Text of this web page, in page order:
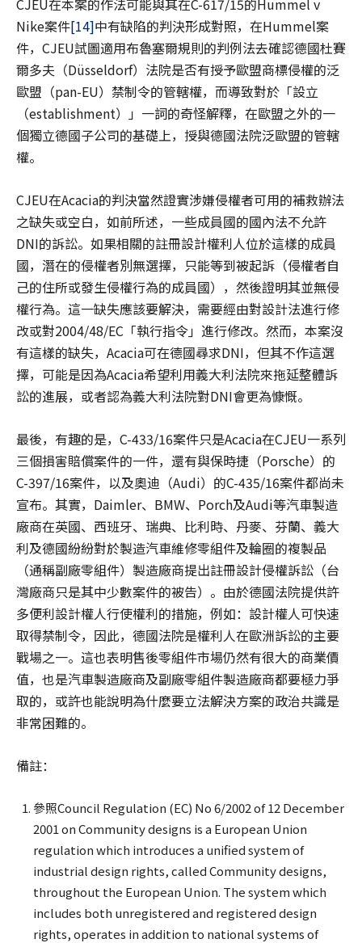
CJEU在本案的作法可能與其在C-617/15的Hummel v
Nike案件[14]中有缺陷的判決形成對照，在Hummel案
件，CJEU試圖適用布魯塞爾規則的判例法去確認德國杜賽
爾多夫（Düsseldorf）法院是否有授予歐盟商標侵權的泛
歐盟（pan-EU）禁制令的管轄權，而導致對於「設立
（establishment）」一詞的奇怪解釋，在歐盟之外的一
個獨立德國子公司的基礎上，授與德國法院泛歐盟的管轄
權。
CJEU在Acacia的判決當然證實涉嫌侵權者可用的補救辦法
之缺失或空白，如前所述，一些成員國的國內法不允許
DNI的訴訟。如果相關的註冊設計權利人位於這樣的成員
國，潛在的侵權者別無選擇，只能等到被起訴（侵權者自
己的住所或發生侵權行為的成員國），然後證明其並無侵
權行為。這一缺失應該要解決，需要經由對設計法進行修
改或對2004/48/EC「執行指令」進行修改。然而，本案沒
有這樣的缺失，Acacia可在德國尋求DNI，但其不作這選
擇，可能是因為Acacia希望利用義大利法院來拖延整體訴
訟的進展，或者認為義大利法院對DNI會更為慷慨。
最後，有趣的是，C-433/16案件只是Acacia在CJEU一系列
三個損害賠償案件的一件，還有與保時捷（Porsche）的
C-397/16案件，以及奧迪（Audi）的C-435/16案件都尚未
宣布。其實，Daimler、BMW、Porch及Audi等汽車製造
廠商在英國、西班牙、瑞典、比利時、丹麥、芬蘭、義大
利及德國紛紛對於製造汽車維修零組件及輪圈的複製品
（通稱副廠零組件）製造廠商提出註冊設計侵權訴訟（台
灣廠商只是其中少數案件的被告）。由於德國法院提供許
多便利設計權人行使權利的措施，例如：設計權人可快速
取得禁制令，因此，德國法院是權利人在歐洲訴訟的主要
戰場之一。這也表明售後零組件市場仍然有很大的商業價
值，也是汽車製造廠商及副廠零組件製造廠商都要極力爭
取的，或許也能說明為什麼要立法解決方案的政治共識是
非常困難的。
備註：
參照Council Regulation (EC) No 6/2002 of 12 December
2001 on Community designs is a European Union
regulation which introduces a unified system of
industrial design rights, called Community designs,
throughout the European Union. The system which
includes both unregistered and registered design
rights, operates in addition to national systems of